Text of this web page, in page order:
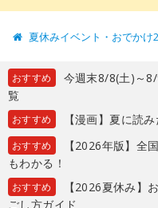
夏休みイベント・おでかけ
おすすめ
今週末8/8(土)～
覧
おすすめ 【漫画】夏に読
おすすめ
【2026年版】全
もわかる！
おすすめ
【2026夏休み】
ごし方ガイド